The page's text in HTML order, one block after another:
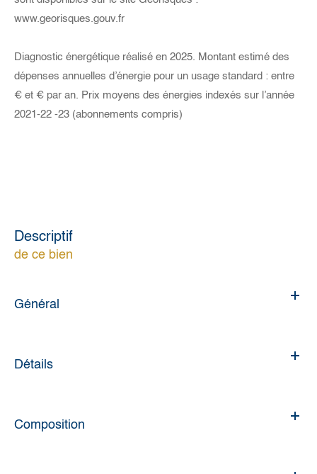
www.georisques.gouv.fr
Diagnostic énergétique réalisé en 2025. Montant estimé des
dépenses annuelles d’énergie pour un usage standard : entre
€ et € par an. Prix moyens des énergies indexés sur l’année
2021-22 -23 (abonnements compris)
descriptif
de ce bien
Général
Détails
Composition